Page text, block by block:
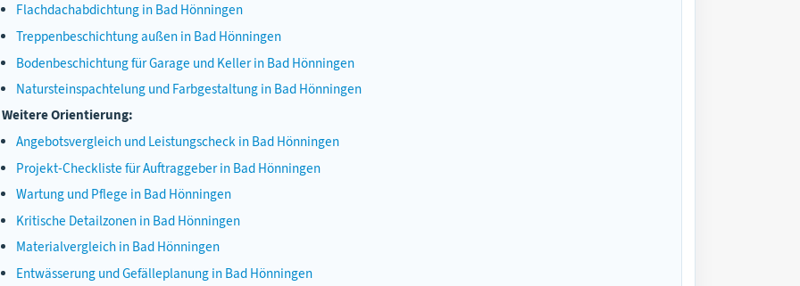
Flachdachabdichtung in Bad Hönningen
Treppenbeschichtung außen in Bad Hönningen
Bodenbeschichtung für Garage und Keller in Bad Hönningen
Natursteinspachtelung und Farbgestaltung in Bad Hönningen
Weitere Orientierung:
Angebotsvergleich und Leistungscheck in Bad Hönningen
Projekt-Checkliste für Auftraggeber in Bad Hönningen
Wartung und Pflege in Bad Hönningen
Kritische Detailzonen in Bad Hönningen
Materialvergleich in Bad Hönningen
Entwässerung und Gefälleplanung in Bad Hönningen